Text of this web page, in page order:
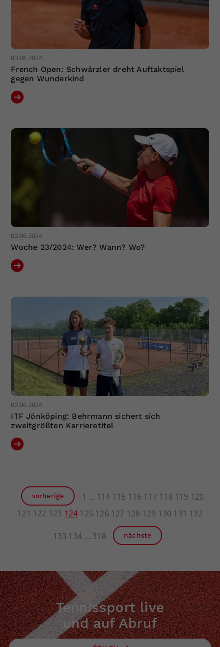
03.06.2024
French Open: Schwärzler dreht Auftaktspiel
gegen Wunderkind
02.06.2024
Woche 23/2024: Wer? Wann? Wo?
02.06.2024
ITF Jönköping: Behrmann sichert sich
zweitgrößten Karrieretitel
vorherige 1 114 115 116 117 118 119 120
121 122 123 124 125 126 127 128 129 130 131 132
133 134 318 nächste
Tennissport live
und auf Abruf